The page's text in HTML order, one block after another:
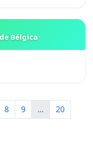
Bélgica
8 9 ...
20